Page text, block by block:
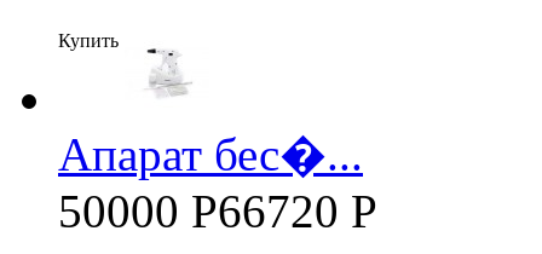
Купить
Апарат бес�...
50000 Р66720 Р